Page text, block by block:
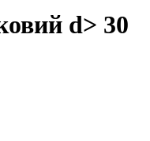
d> 30